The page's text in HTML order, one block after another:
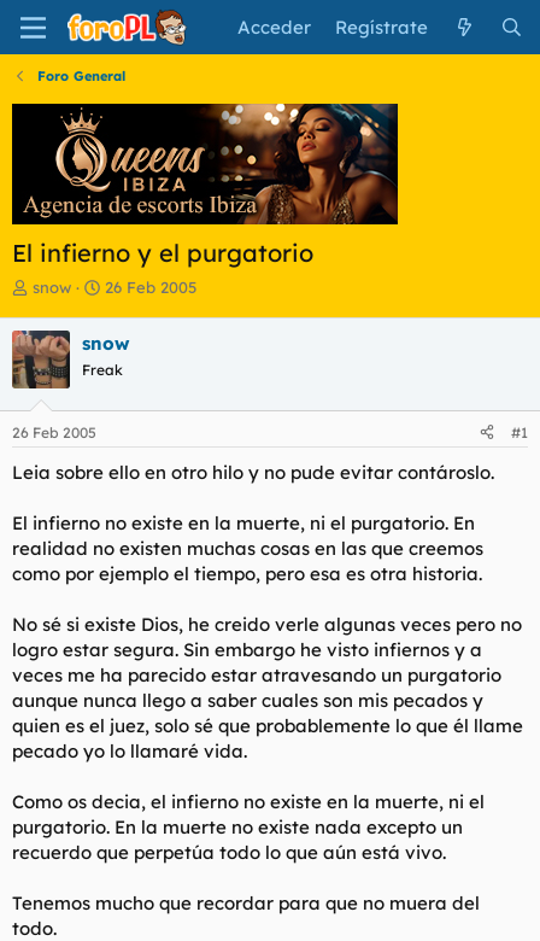
Acceder Regístrate
Foro General
El infierno y el purgatorio
I
i
c
i
a
d
o
d
l
t
e
snow
F
h
a
e
i
o
26 Feb 2005
snow
Freak
26 Feb 2005 #1
Leia sobre ello en otro hilo y no pude evitar contároslo.
El infierno no existe en la muerte, ni el purgatorio. En
realidad no existen muchas cosas en las que creemos
como por ejemplo el tiempo, pero esa es otra historia.
No sé si existe Dios, he creido verle algunas veces pero no
logro estar segura. Sin embargo he visto infiernos y a
veces me ha parecido estar atravesando un purgatorio
aunque nunca llego a saber cuales son mis pecados y
quien es el juez, solo sé que probablemente lo que él llame
pecado yo lo llamaré vida.
Como os decia, el infierno no existe en la muerte, ni el
purgatorio. En la muerte no existe nada excepto un
recuerdo que perpetúa todo lo que aún está vivo.
Tenemos mucho que recordar para que no muera del
todo.